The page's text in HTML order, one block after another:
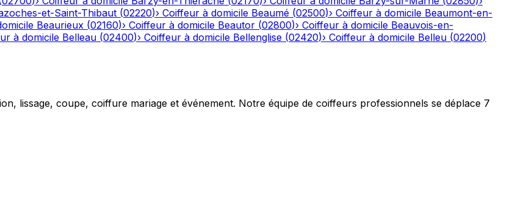
et-Saint-Thibaut (02220)› Coiffeur à domicile Beaumé (02500)› Coiffeur à domicile Beaumont-en-
Beaurieux (02160)› Coiffeur à domicile Beautor (02800)› Coiffeur à domicile Beauvois-en-
à domicile Belleau (02400)› Coiffeur à domicile Bellenglise (02420)› Coiffeur à domicile Belleu (02200)
lissage, coupe, coiffure mariage et événement. Notre équipe de coiffeurs professionnels se déplace 7